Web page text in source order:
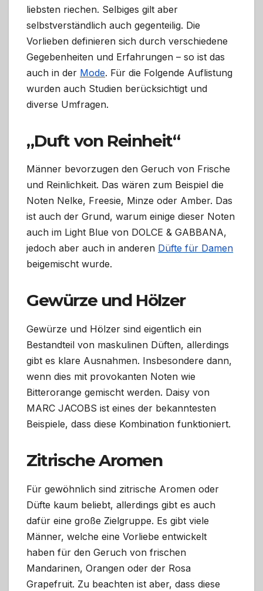
liebsten riechen. Selbiges gilt aber
selbstverständlich auch gegenteilig. Die
Vorlieben definieren sich durch verschiedene
Gegebenheiten und Erfahrungen – so ist das
auch in der Mode. Für die Folgende Auflistung
wurden auch Studien berücksichtigt und
diverse Umfragen.
„Duft von Reinheit“
Männer bevorzugen den Geruch von Frische
und Reinlichkeit. Das wären zum Beispiel die
Noten Nelke, Freesie, Minze oder Amber. Das
ist auch der Grund, warum einige dieser Noten
auch im Light Blue von DOLCE & GABBANA,
jedoch aber auch in anderen Düfte für Damen
beigemischt wurde.
Gewürze und Hölzer
Gewürze und Hölzer sind eigentlich ein
Bestandteil von maskulinen Düften, allerdings
gibt es klare Ausnahmen. Insbesondere dann,
wenn dies mit provokanten Noten wie
Bitterorange gemischt werden. Daisy von
MARC JACOBS ist eines der bekanntesten
Beispiele, dass diese Kombination funktioniert.
Zitrische Aromen
Für gewöhnlich sind zitrische Aromen oder
Düfte kaum beliebt, allerdings gibt es auch
dafür eine große Zielgruppe. Es gibt viele
Männer, welche eine Vorliebe entwickelt
haben für den Geruch von frischen
Mandarinen, Orangen oder der Rosa
Grapefruit. Zu beachten ist aber, dass diese